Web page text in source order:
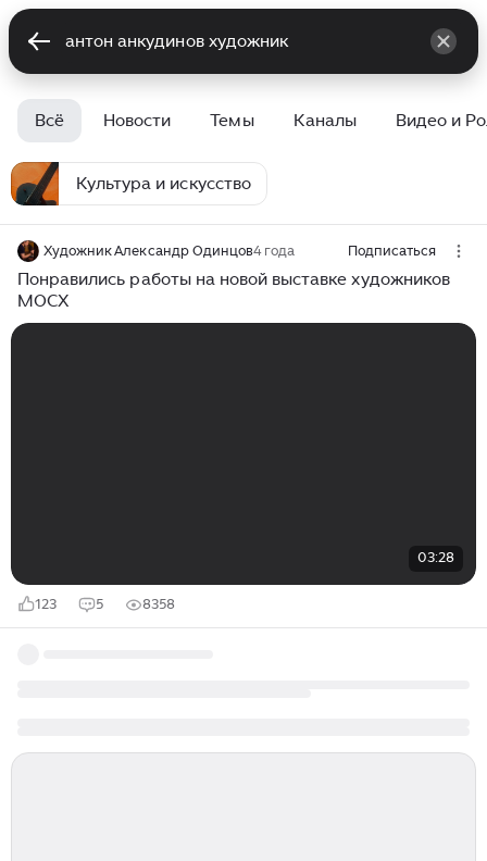
Всё Новости Темы Каналы Видео и
Культура и искусство
Художник Александр Одинцов4 года Подписаться
Понравились работы на новой выставке художников
МОСХ
03:28
123 5 8358